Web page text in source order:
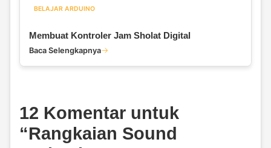
BELAJAR ARDUINO
Membuat Kontroler Jam Sholat Digital
Baca Selengkapnya
12 Komentar untuk
“Rangkaian Sound